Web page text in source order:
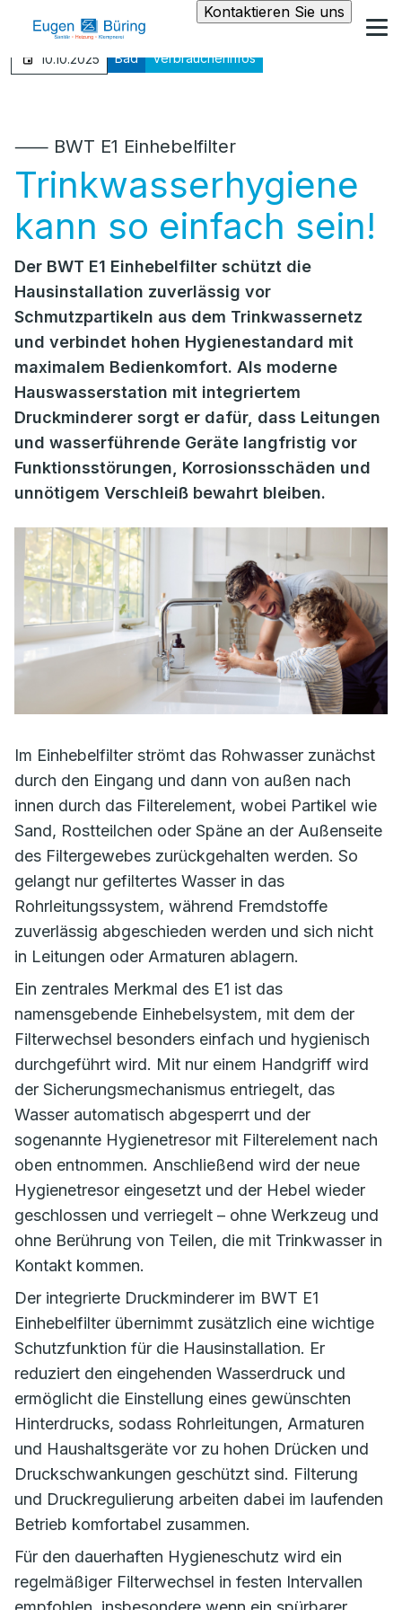
Kontaktieren Sie uns
10.10.2025 Bad Verbraucherinfos
⸺ BWT E1 Einhebelfilter
Trinkwasserhygiene
kann so einfach sein!
Der BWT E1 Einhebelfilter schützt die
Hausinstallation zuverlässig vor
Schmutzpartikeln aus dem Trinkwassernetz
und verbindet hohen Hygienestandard mit
maximalem Bedienkomfort. Als moderne
Hauswasserstation mit integriertem
Druckminderer sorgt er dafür, dass Leitungen
und wasserführende Geräte langfristig vor
Funktionsstörungen, Korrosionsschäden und
unnötigem Verschleiß bewahrt bleiben.
Im Einhebelfilter strömt das Rohwasser zunächst
durch den Eingang und dann von außen nach
innen durch das Filterelement, wobei Partikel wie
Sand, Rostteilchen oder Späne an der Außenseite
des Filtergewebes zurückgehalten werden. So
gelangt nur gefiltertes Wasser in das
Rohrleitungssystem, während Fremdstoffe
zuverlässig abgeschieden werden und sich nicht
in Leitungen oder Armaturen ablagern.
Ein zentrales Merkmal des E1 ist das
namensgebende Einhebelsystem, mit dem der
Filterwechsel besonders einfach und hygienisch
durchgeführt wird. Mit nur einem Handgriff wird
der Sicherungsmechanismus entriegelt, das
Wasser automatisch abgesperrt und der
sogenannte Hygienetresor mit Filterelement nach
oben entnommen. Anschließend wird der neue
Hygienetresor eingesetzt und der Hebel wieder
geschlossen und verriegelt – ohne Werkzeug und
ohne Berührung von Teilen, die mit Trinkwasser in
Kontakt kommen.
Der integrierte Druckminderer im BWT E1
Einhebelfilter übernimmt zusätzlich eine wichtige
Schutzfunktion für die Hausinstallation. Er
reduziert den eingehenden Wasserdruck und
ermöglicht die Einstellung eines gewünschten
Hinterdrucks, sodass Rohrleitungen, Armaturen
und Haushaltsgeräte vor zu hohen Drücken und
Druckschwankungen geschützt sind. Filterung
und Druckregulierung arbeiten dabei im laufenden
Betrieb komfortabel zusammen.
Für den dauerhaften Hygieneschutz wird ein
regelmäßiger Filterwechsel in festen Intervallen